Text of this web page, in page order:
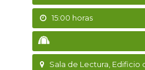
15:00 horas
Sala de Lectura, Edificio